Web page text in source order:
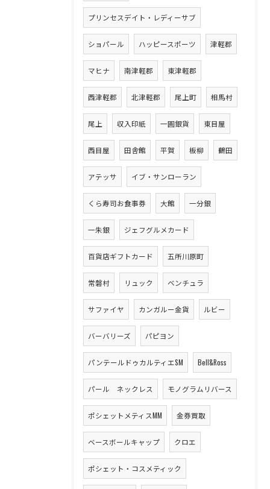
プリンセスデイト・レディーサブ
ショパール ハッピースポーツ 津軽郡
マヒナ 南津軽郡 東津軽郡
西津軽郡 北津軽郡 尾上町 相馬村
尾上 収入印紙 一圓銀貨 東目屋
西目屋 田舎館 平賀 板柳 鶴田
アテッサ イブ・サンローラン
くら寿司お食事券 大館 一分銀
一朱銀 ジェフグルメカード
百貨店ギフトカード 五所川原町
常磐村 リュック ベンチュラ
サファイヤ カンガルー金貨 ルビー
バーバリーズ パピヨン
パンテールドゥカルティエSM Bell&Ross
パール ネックレス モノグラムリバース
ポシェットメティスMM 金券買取
ベースボールキャップ クロエ
ポシェット・コスメティック